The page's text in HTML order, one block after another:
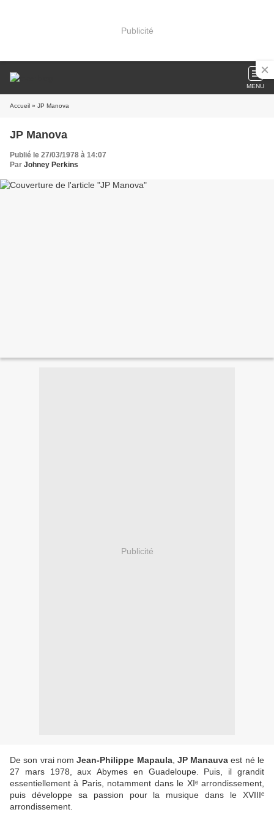
Publicité
MENU
Accueil » JP Manova
JP Manova
Publié le 27/03/1978 à 14:07
Par Johney Perkins
Publicité
De son vrai nomJean-Philippe Mapaula, JP Manauva est né le
27 mars 1978, aux Abymes en Guadeloupe. Puis, il grandit
essentiellement à Paris, notamment dans le XIᵉ arrondissement,
puis développe sa passion pour la musique dans le XVIIIᵉ
arrondissement.